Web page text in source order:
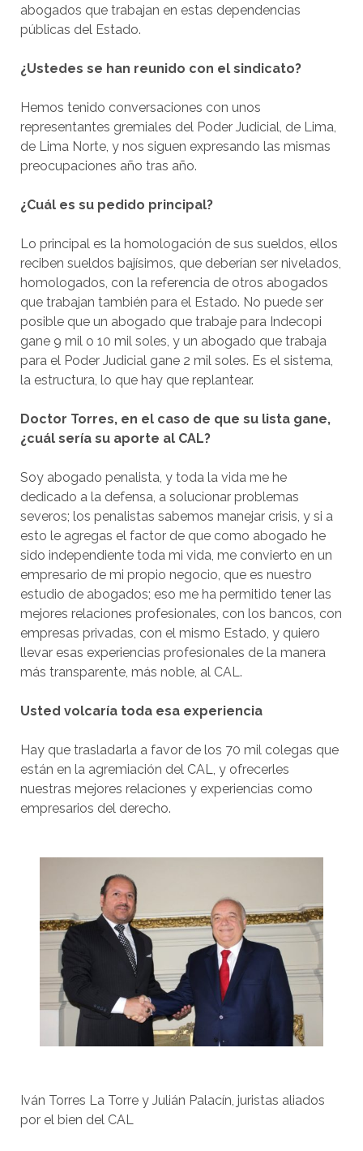
abogados que trabajan en estas dependencias
públicas del Estado.
¿Ustedes se han reunido con el sindicato?
Hemos tenido conversaciones con unos
representantes gremiales del Poder Judicial, de Lima,
de Lima Norte, y nos siguen expresando las mismas
preocupaciones año tras año.
¿Cuál es su pedido principal?
Lo principal es la homologación de sus sueldos, ellos
reciben sueldos bajísimos, que deberían ser nivelados,
homologados, con la referencia de otros abogados
que trabajan también para el Estado. No puede ser
posible que un abogado que trabaje para Indecopi
gane 9 mil o 10 mil soles, y un abogado que trabaja
para el Poder Judicial gane 2 mil soles. Es el sistema,
la estructura, lo que hay que replantear.
Doctor Torres, en el caso de que su lista gane,
¿cuál sería su aporte al CAL?
Soy abogado penalista, y toda la vida me he
dedicado a la defensa, a solucionar problemas
severos; los penalistas sabemos manejar crisis, y si a
esto le agregas el factor de que como abogado he
sido independiente toda mi vida, me convierto en un
empresario de mi propio negocio, que es nuestro
estudio de abogados; eso me ha permitido tener las
mejores relaciones profesionales, con los bancos, con
empresas privadas, con el mismo Estado, y quiero
llevar esas experiencias profesionales de la manera
más transparente, más noble, al CAL.
Usted volcaría toda esa experiencia
Hay que trasladarla a favor de los 70 mil colegas que
están en la agremiación del CAL, y ofrecerles
nuestras mejores relaciones y experiencias como
empresarios del derecho.
Iván Torres La Torre y Julián Palacín, juristas aliados
por el bien del CAL